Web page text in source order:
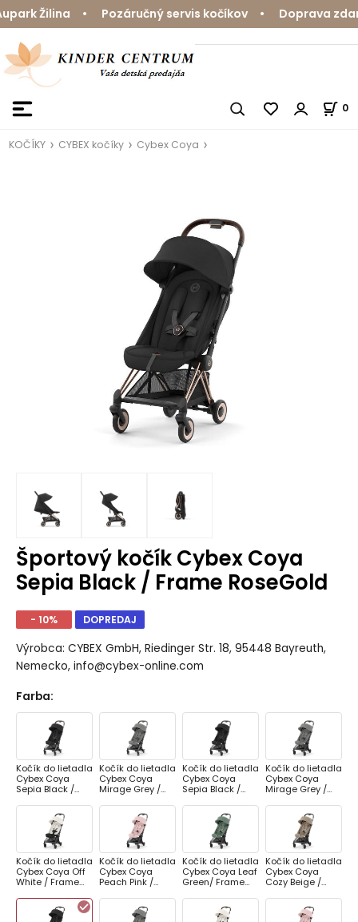
Žilina • Pozáručný servis kočíkov • Doprava
0
KOČÍKY CYBEX kočíky Cybex Coya
Športový kočík Cybex Coya
Sepia Black / Frame RoseGold
- 10% DOPREDAJ
Výrobca: CYBEX GmbH, Riedinger Str. 18, 95448 Bayreuth,
Nemecko, info@cybex-online.com
Farba:
Kočík do lietadla
Cybex Coya
Sepia Black /
Kočík do lietadla
Cybex Coya
Mirage Grey /
Kočík do lietadla
Cybex Coya
Sepia Black /
Kočík do lietadla
Cybex Coya
Mirage Grey /
Kočík do lietadla
Cybex Coya Off
White / Frame
Kočík do lietadla
Cybex Coya
Peach Pink /
Kočík do lietadla
Cybex Coya Leaf
Green/ Frame
Kočík do lietadla
Cybex Coya
Cozy Beige /